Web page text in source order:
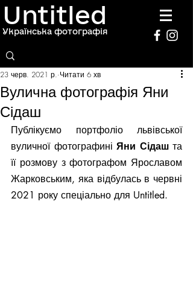
Untitled
Українська фотографія
Вулична фотографія Яни
Сідаш
23 черв. 2021 р. Читати 6 хв
Публікуємо портфоліо львівської
вуличної фотографині Яни Сідаш та
її розмову з фотографом Ярославом
Жарковським, яка відбулась в червні
2021 року спеціально для Untitled.